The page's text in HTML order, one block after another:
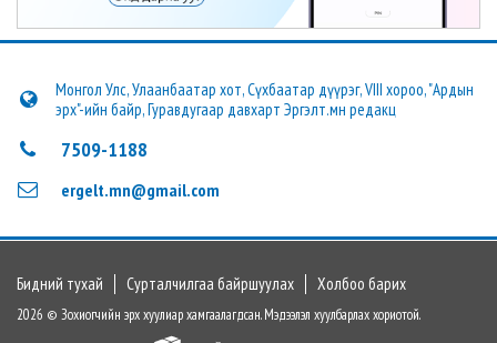
Монгол Улс, Улаанбаатар хот, Сүхбаатар дүүрэг, VIII хороо, "Ардын
эрх"-ийн байр, Гуравдугаар давхарт Эргэлт.мн редакц
7509-1188
ergelt.mn@gmail.com
Бидний тухай Сурталчилгаа байршуулах Холбоо барих
2026 © Зохиогчийн эрх хуулиар хамгаалагдсан. Мэдээлэл хуулбарлах хориотой.